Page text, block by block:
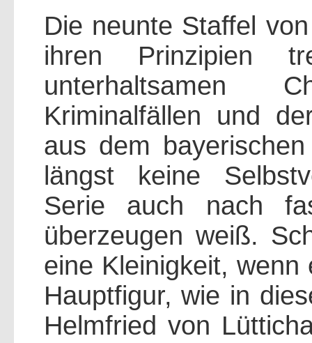
Die neunte Staffel
ihren Prinzipien
unterhaltsamen
Kriminalfällen und
aus dem
längst keine
Serie auch nach
überzeugen weiß.
eine Kleinigkeit,
Hauptfigur, wie in
Helmfried von